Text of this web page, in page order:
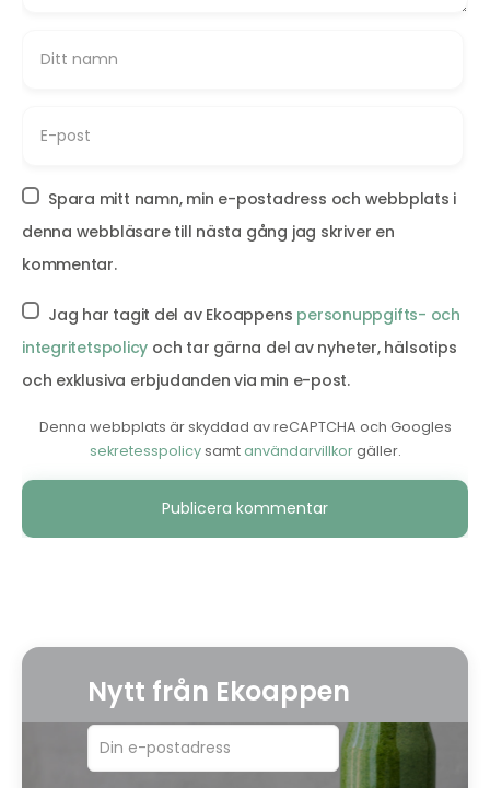
Spara mitt namn, min e-postadress och webbplats i
denna webbläsare till nästa gång jag skriver en
kommentar.
Jag har tagit del av Ekoappens personuppgifts- och
integritetspolicy och tar gärna del av nyheter, hälsotips
och exklusiva erbjudanden via min e-post.
Denna webbplats är skyddad av reCAPTCHA och Googles
sekretesspolicysamtanvändarvillkorgäller.
Alternative:
Nytt från Ekoappen